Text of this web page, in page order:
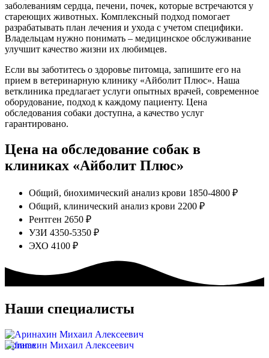
заболеваниям сердца, печени, почек, которые встречаются у
стареющих животных. Комплексный подход помогает
разрабатывать план лечения и ухода с учетом специфики.
Владельцам нужно понимать – медицинское обслуживание
улучшит качество жизни их любимцев.
Если вы заботитесь о здоровье питомца, запишите его на
прием в ветеринарную клинику «Айболит Плюс». Наша
ветклиника предлагает услуги опытных врачей, современное
оборудование, подход к каждому пациенту. Цена
обследования собаки доступна, а качество услуг
гарантировано.
Цена на обследование собак в
клиниках «Айболит Плюс»
Общий, биохимический анализ крови 1850-4800
Общий, клинический анализ крови 2200
Рентген 2650
УЗИ 4350-5350
ЭХО 4100
Наши специалисты
Аринахин Михаил Алексеевич